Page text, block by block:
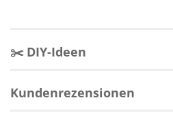
✂️ DIY-Ideen
Kundenrezensionen